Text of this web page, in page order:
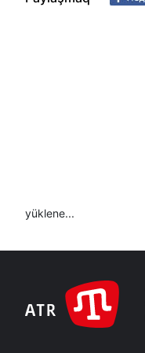
yüklene...